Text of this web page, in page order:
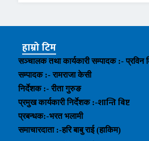
हाम्रो टिम
सञ्चालक तथा कार्यकारी सम्पादक :- प्रविन
सम्पादक :- रामराजा केसी
निर्देशक :- रीता गुरुङ
प्रमुख कार्यकारी निर्देशक :-शान्ति बिष्ट
प्रबन्धक:-भरत भलामी
समाचारदाता :-हरि बाबु राई (हाकिम)